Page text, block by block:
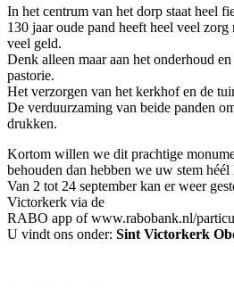
In het centrum van het dorp staat heel
130 jaar oude pand heeft heel veel
veel geld.
Denk alleen maar aan het onderhoud
pastorie.
Het verzorgen van het kerkhof en de
De verduurzaming van beide panden
drukken.
Kortom willen we dit prachtige
behouden dan hebben we uw stem
Van 2 tot 24 september kan er weer
Victorkerk via de
RABO app of www.rabobank.nl/
U vindt ons onder: Sint Victorkerk